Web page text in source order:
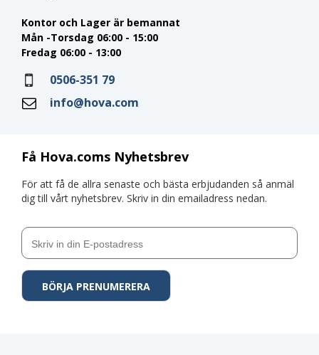
Få Hova.coms Nyhetsbrev
För att få de allra senaste och bästa erbjudanden så anmäl
dig till vårt nyhetsbrev. Skriv in din emailadress nedan.
Kontor och Lager är bemannat
Mån -Torsdag 06:00 - 15:00
Fredag 06:00 - 13:00
0506-351 79
info@hova.com